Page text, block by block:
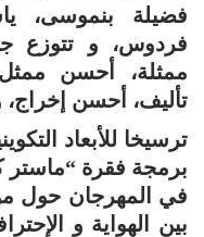
فضيلة بنموسى،
فردوس، و تتوزع
ممثلة، أحسن
تأليف، أحسن
ترسيخا للأبعاد
برمجة فقرة “ماستر
في المهرجان حول
بين الهواية و